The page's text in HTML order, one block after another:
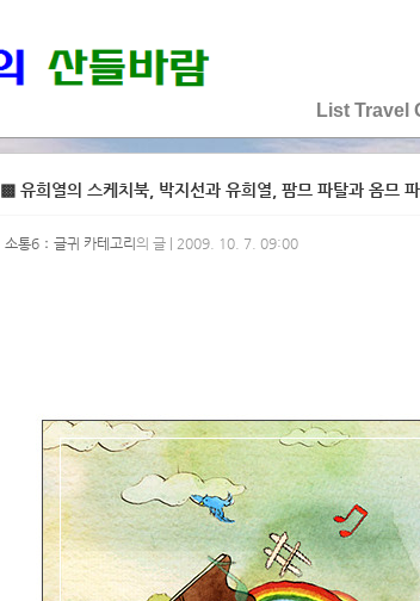
List Travel
▩ 유희열의 스케치북, 박지선과 유희열, 팜므 파탈과 옴므
소통6：글귀 카테고리 의 글 | 2009. 10. 7. 09:00